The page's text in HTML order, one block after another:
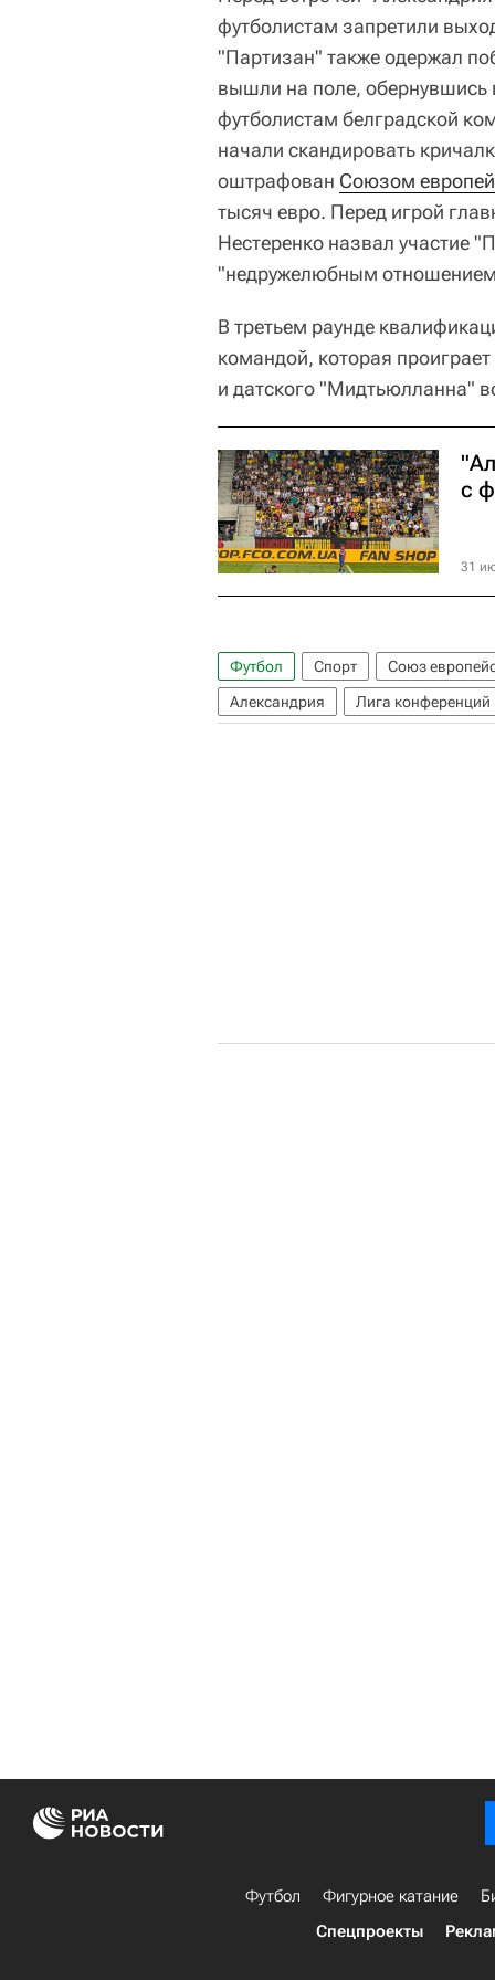
футболистам запретили
"Партизан" также одержал
вышли на поле, обернувшись
футболистам белградской
начали скандировать
оштрафован Союзом
тысяч евро. Перед игрой
Нестеренко назвал участие
"недружелюбным
В третьем раунде
командой, которая
и датского "Мидтьюлланна"
с
31
Футбол Спорт Союз
Александрия
Лига конференций
Футбол Фигурное катание
Спецпроекты